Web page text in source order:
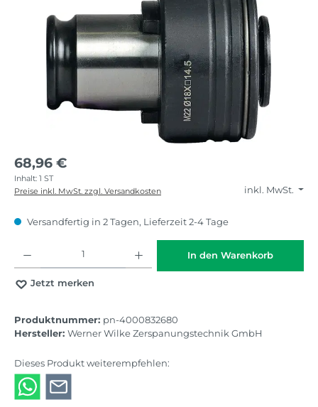
68,96 €
Inhalt: 1 ST
inkl. MwSt.
Preise inkl. MwSt. zzgl. Versandkosten
Versandfertig in 2 Tagen, Lieferzeit 2-4 Tage
In den Warenkorb
Jetzt merken
Produktnummer: pn-4000832680
Hersteller: Werner Wilke Zerspanungstechnik GmbH
Dieses Produkt weiterempfehlen: